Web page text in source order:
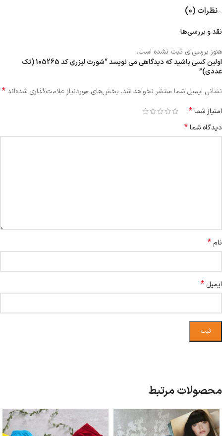
نظرات (0)
نقد و بررسی‌ها
هنوز بررسی‌ای ثبت نشده است.
اولین کسی باشید که دیدگاهی می نویسد “شورت لیزری کد 105265 (تک
عددی)”
نشانی ایمیل شما منتشر نخواهد شد. بخش‌های موردنیاز علامت‌گذاری شده‌اند*
امتیاز شما*
دیدگاه شما*
نام*
ایمیل *
محصولات مرتبط